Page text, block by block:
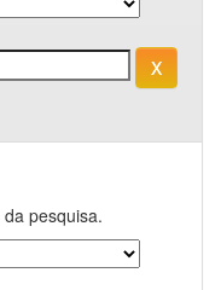
pesquisa.